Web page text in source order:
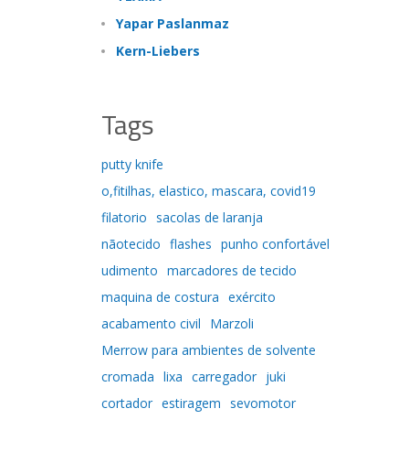
Yapar Paslanmaz
Kern-Liebers
Tags
putty knife
o,fitilhas, elastico, mascara, covid19
filatorio sacolas de laranja
nãotecido flashes punho confortável
udimento marcadores de tecido
maquina de costura exército
acabamento civil
Marzoli
Merrow para ambientes de solvente
cromada lixa carregador juki
cortador estiragem sevomotor